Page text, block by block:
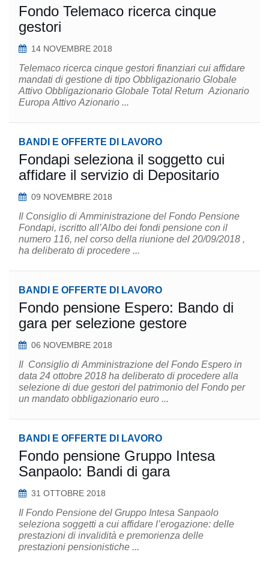
Fondo Telemaco ricerca cinque
gestori
14 NOVEMBRE 2018
Telemaco ricerca cinque gestori finanziari cui affidare
mandati di gestione di tipo Obbligazionario Globale
Attivo Obbligazionario Globale Total Return Azionario
Europa Attivo Azionario ...
BANDI E OFFERTE DI LAVORO
Fondapi seleziona il soggetto cui
affidare il servizio di Depositario
09 NOVEMBRE 2018
Il Consiglio di Amministrazione del Fondo Pensione
Fondapi, iscritto all’Albo dei fondi pensione con il
numero 116, nel corso della riunione del 20/09/2018 ,
ha deliberato di procedere ...
BANDI E OFFERTE DI LAVORO
Fondo pensione Espero: Bando di
gara per selezione gestore
06 NOVEMBRE 2018
Il Consiglio di Amministrazione del Fondo Espero in
data 24 ottobre 2018 ha deliberato di procedere alla
selezione di due gestori del patrimonio del Fondo per
un mandato obbligazionario euro ...
BANDI E OFFERTE DI LAVORO
Fondo pensione Gruppo Intesa
Sanpaolo: Bandi di gara
31 OTTOBRE 2018
Il Fondo Pensione del Gruppo Intesa Sanpaolo
seleziona soggetti a cui affidare l’erogazione: delle
prestazioni di invalidità e premorienza delle
prestazioni pensionistiche ...